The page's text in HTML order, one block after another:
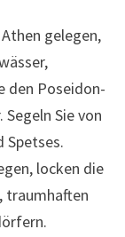
gelegen,
den Poseidon-
Sie von
Spetses.
locken die
traumhaften